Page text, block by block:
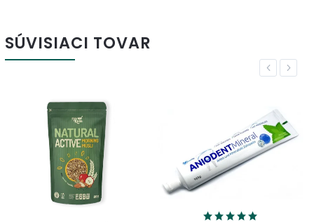
SÚVISIACI TOVAR
Previous
Next